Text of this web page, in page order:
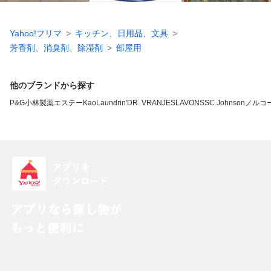
Yahoo!フリマ
キッチン、日用品、文具
芳香剤、消臭剤、除湿剤
部屋用
他のブランドから探す
P&G小林製薬エステー KaoLaundrin'DR. VRANJESLAVONSSC Johnson ノルコ